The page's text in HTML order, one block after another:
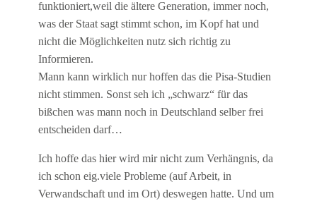
funktioniert,weil die ältere Generation, immer noch,
was der Staat sagt stimmt schon, im Kopf hat und
nicht die Möglichkeiten nutz sich richtig zu
Informieren.
Mann kann wirklich nur hoffen das die Pisa-Studien
nicht stimmen. Sonst seh ich „schwarz“ für das
bißchen was mann noch in Deutschland selber frei
entscheiden darf…
Ich hoffe das hier wird mir nicht zum Verhängnis, da
ich schon eig.viele Probleme (auf Arbeit, in
Verwandschaft und im Ort) deswegen hatte. Und um